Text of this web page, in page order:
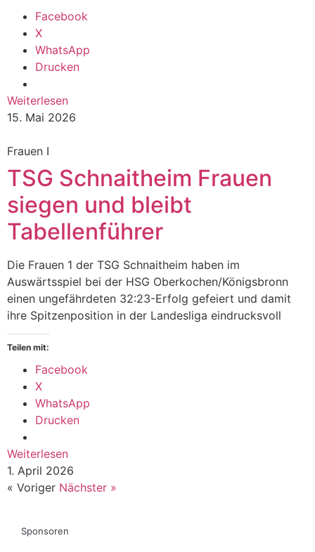
Facebook
X
WhatsApp
Drucken
Weiterlesen
15. Mai 2026
Frauen I
TSG Schnaitheim Frauen
siegen und bleibt
Tabellenführer
Die Frauen 1 der TSG Schnaitheim haben im
Auswärtsspiel bei der HSG Oberkochen/Königsbronn
einen ungefährdeten 32:23-Erfolg gefeiert und damit
ihre Spitzenposition in der Landesliga eindrucksvoll
Teilen mit:
Facebook
X
WhatsApp
Drucken
Weiterlesen
1. April 2026
« Voriger Nächster »
Sponsoren